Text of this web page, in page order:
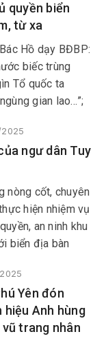
phần quan trọng
bộ, chiến sĩ hải
vững chắc chủ
tiền tiêu của
mọi tình huống.
quyền biển
từ xa
Hồ dạy BĐBP:
biếc trùng
Tổ quốc ta
gian lao…”;
trong bảo vệ chủ
an ninh biên
thời gian qua,
Hòa Hiệp
động triển khai
biện pháp biên
bảo vệ vững
từ xa.
ngư dân Tuy
nòng cốt, chuyên
hiện nhiệm vụ
an ninh khu
biển địa bàn
lính quân hàm
phòng Tuy Hòa
tựa vững chắc,
con ngư dân và
Yên đón
hiệu Anh hùng
trang nhân